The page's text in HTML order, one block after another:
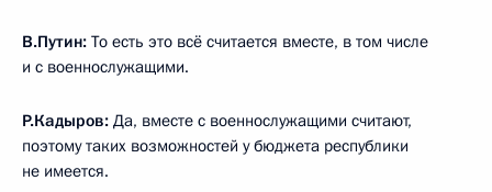
В.Путин: То есть это всё считается вместе, в том числе
и с военнослужащими.
Р.Кадыров: Да, вместе с военнослужащими считают,
поэтому таких возможностей у бюджета республики
не имеется.